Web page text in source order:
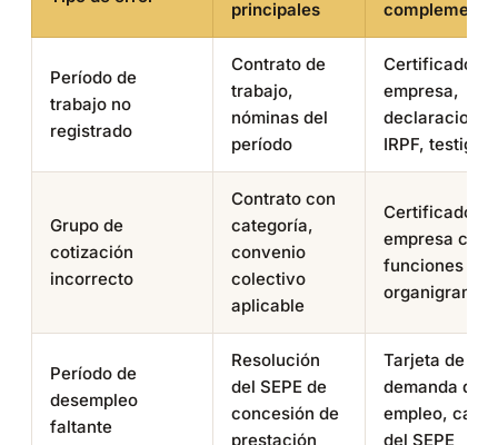
principales
Período de
trabajo no
registrado
Contrato de
trabajo,
nóminas del
período
Certificado de
empresa,
IRPF, testigos
Grupo de
cotización
incorrecto
Contrato con
categoría,
convenio
colectivo
aplicable
Certificado de
empresa con
funciones
organigrama
Período de
desempleo
faltante
Resolución
del SEPE de
concesión de
prestación
Tarjeta de
demanda de
empleo,
del SEPE